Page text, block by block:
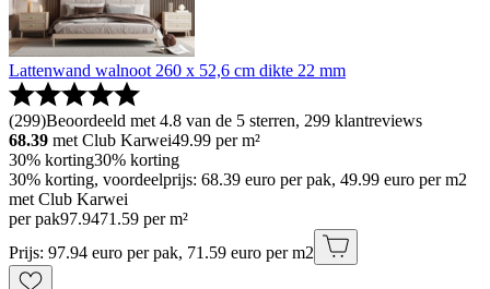
Lattenwand walnoot 260 x 52,6 cm dikte 22 mm
(299)Beoordeeld met 4.8 van de 5 sterren, 299 klantreviews
68.39 met Club Karwei49.99 per m²
30% korting30% korting
30% korting, voordeelprijs: 68.39 euro per pak, 49.99 euro per m2
met Club Karwei
per pak97.9471.59 per m²
Prijs: 97.94 euro per pak, 71.59 euro per m2